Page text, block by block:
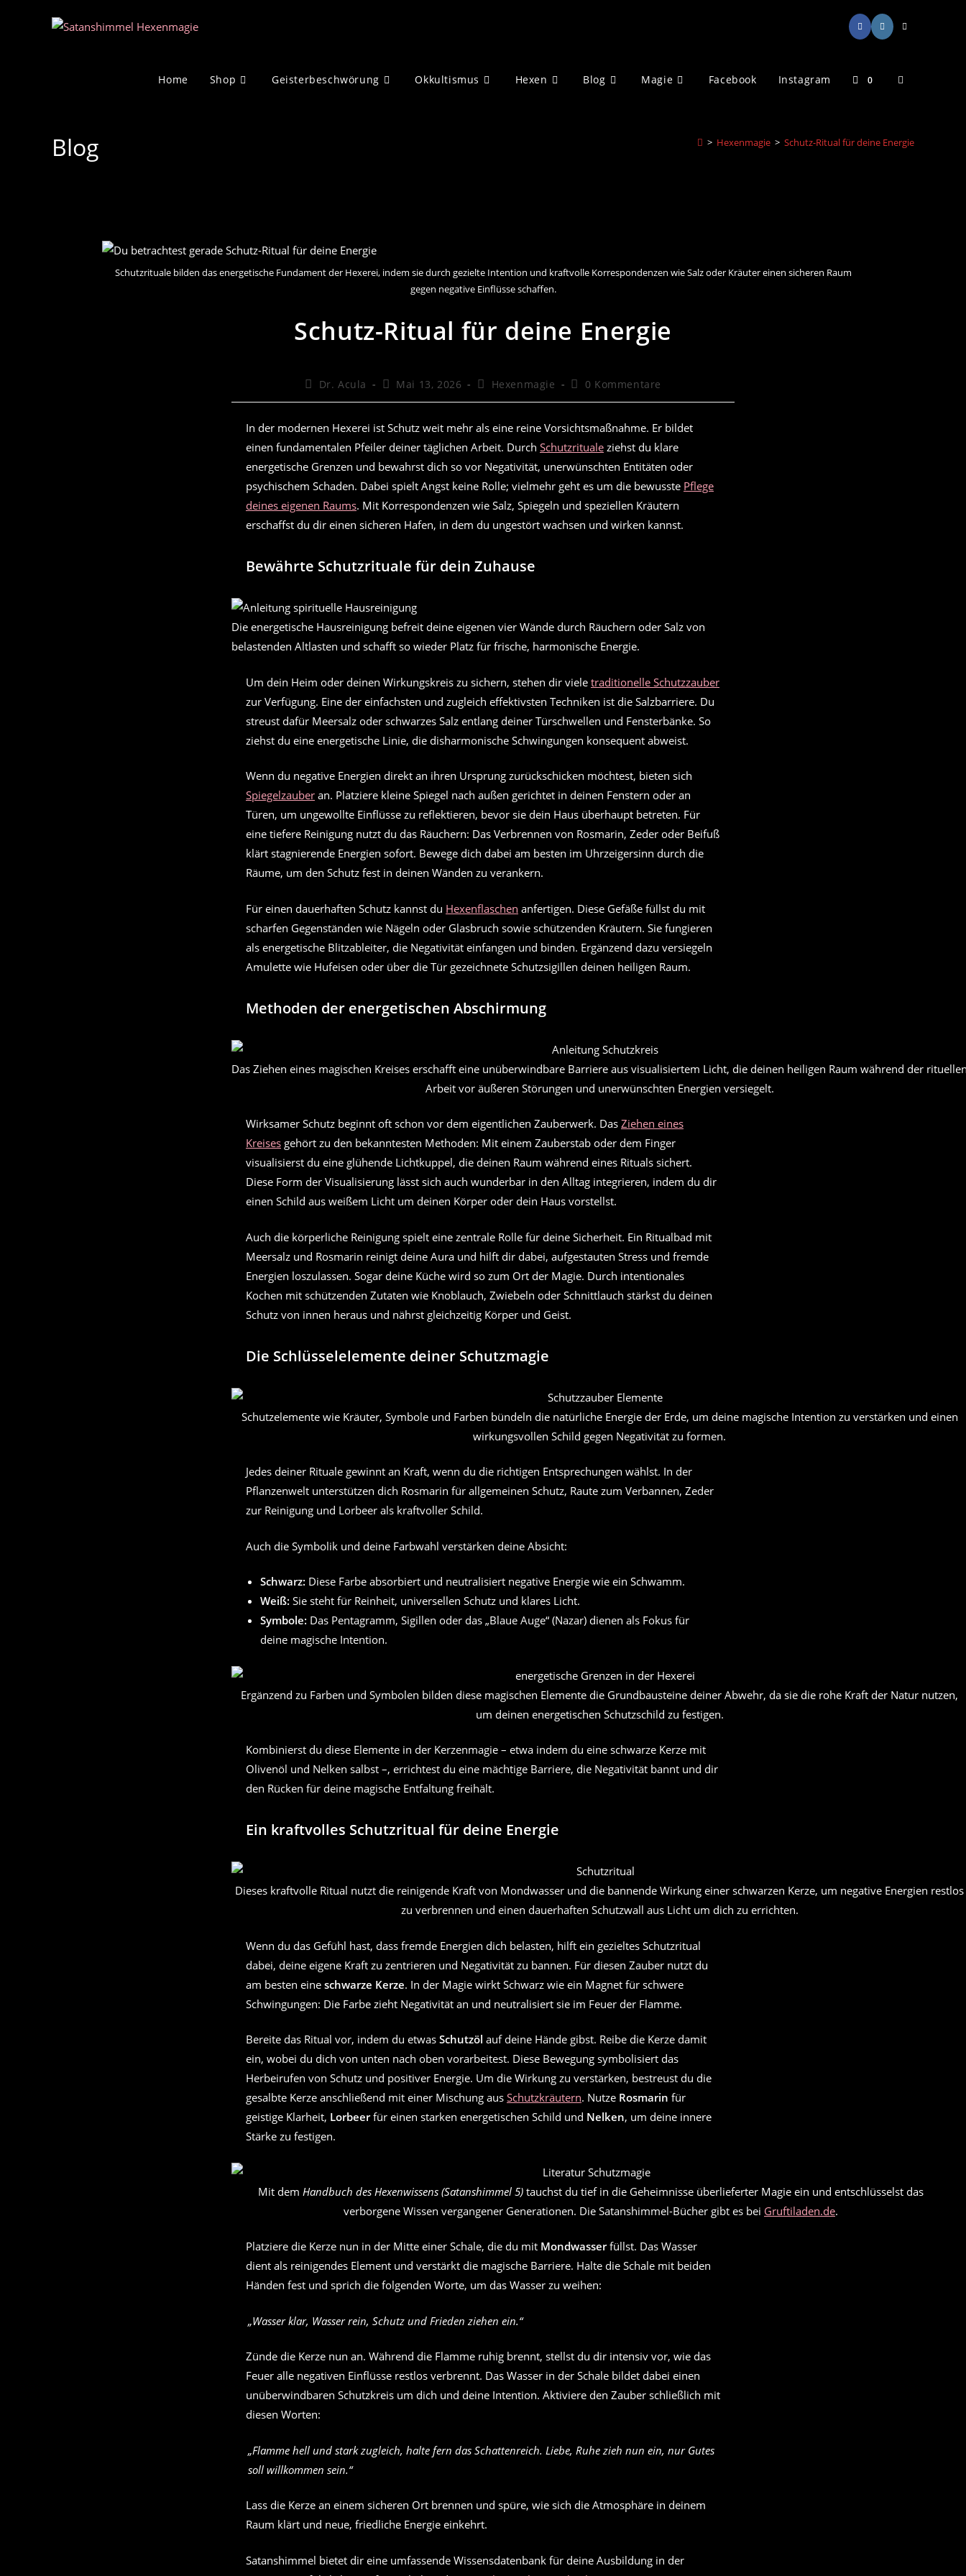
Home Shop Geisterbeschwörung Okkultismus Hexen Blog Magie Facebook Instagram 0 Website-
Blog > Hexenmagie > Schutz-Ritual für deine Energie
Schutzrituale bilden das energetische Fundament der Hexerei, indem sie durch gezielte Intention und kraftvolle Korrespondenzen wie Salz oder Kräuter einen sicheren Raum
gegen negative Einflüsse schaffen.
Schutz-Ritual für deine Energie
Beitrags-
Dr. Acula
Beitrag
Mai 13, 2026
Beitrags-
Hexenmagie
Beitrags-
0 Kommentare
In der modernen Hexerei ist Schutz weit mehr als eine reine Vorsichtsmaßnahme. Er bildet
einen fundamentalen Pfeiler deiner täglichen Arbeit. Durch Schutzrituale ziehst du klare
energetische Grenzen und bewahrst dich so vor Negativität, unerwünschten Entitäten oder
psychischem Schaden. Dabei spielt Angst keine Rolle; vielmehr geht es um die bewusste Pflege
deines eigenen Raums. Mit Korrespondenzen wie Salz, Spiegeln und speziellen Kräutern
erschaffst du dir einen sicheren Hafen, in dem du ungestört wachsen und wirken kannst.
Bewährte Schutzrituale für dein Zuhause
Die energetische Hausreinigung befreit deine eigenen vier Wände durch Räuchern oder Salz von
belastenden Altlasten und schafft so wieder Platz für frische, harmonische Energie.
Um dein Heim oder deinen Wirkungskreis zu sichern, stehen dir viele traditionelle Schutzzauber
zur Verfügung. Eine der einfachsten und zugleich effektivsten Techniken ist die Salzbarriere. Du
streust dafür Meersalz oder schwarzes Salz entlang deiner Türschwellen und Fensterbänke. So
ziehst du eine energetische Linie, die disharmonische Schwingungen konsequent abweist.
Wenn du negative Energien direkt an ihren Ursprung zurückschicken möchtest, bieten sich
Spiegelzauber an. Platziere kleine Spiegel nach außen gerichtet in deinen Fenstern oder an
Türen, um ungewollte Einflüsse zu reflektieren, bevor sie dein Haus überhaupt betreten. Für
eine tiefere Reinigung nutzt du das Räuchern: Das Verbrennen von Rosmarin, Zeder oder Beifuß
klärt stagnierende Energien sofort. Bewege dich dabei am besten im Uhrzeigersinn durch die
Räume, um den Schutz fest in deinen Wänden zu verankern.
Für einen dauerhaften Schutz kannst du Hexenflaschen anfertigen. Diese Gefäße füllst du mit
scharfen Gegenständen wie Nägeln oder Glasbruch sowie schützenden Kräutern. Sie fungieren
als energetische Blitzableiter, die Negativität einfangen und binden. Ergänzend dazu versiegeln
Amulette wie Hufeisen oder über die Tür gezeichnete Schutzsigillen deinen heiligen Raum.
Methoden der energetischen Abschirmung
Das Ziehen eines magischen Kreises erschafft eine unüberwindbare Barriere aus visualisiertem Licht, die deinen heiligen Raum während der
Arbeit vor äußeren Störungen und unerwünschten Energien versiegelt.
Wirksamer Schutz beginnt oft schon vor dem eigentlichen Zauberwerk. Das Ziehen eines
Kreises gehört zu den bekanntesten Methoden: Mit einem Zauberstab oder dem Finger
visualisierst du eine glühende Lichtkuppel, die deinen Raum während eines Rituals sichert.
Diese Form der Visualisierung lässt sich auch wunderbar in den Alltag integrieren, indem du dir
einen Schild aus weißem Licht um deinen Körper oder dein Haus vorstellst.
Auch die körperliche Reinigung spielt eine zentrale Rolle für deine Sicherheit. Ein Ritualbad mit
Meersalz und Rosmarin reinigt deine Aura und hilft dir dabei, aufgestauten Stress und fremde
Energien loszulassen. Sogar deine Küche wird so zum Ort der Magie. Durch intentionales
Kochen mit schützenden Zutaten wie Knoblauch, Zwiebeln oder Schnittlauch stärkst du deinen
Schutz von innen heraus und nährst gleichzeitig Körper und Geist.
Die Schlüsselelemente deiner Schutzmagie
Schutzelemente wie Kräuter, Symbole und Farben bündeln die natürliche Energie der Erde, um deine magische Intention zu verstärken und einen
wirkungsvollen Schild gegen Negativität zu formen.
Jedes deiner Rituale gewinnt an Kraft, wenn du die richtigen Entsprechungen wählst. In der
Pflanzenwelt unterstützen dich Rosmarin für allgemeinen Schutz, Raute zum Verbannen, Zeder
zur Reinigung und Lorbeer als kraftvoller Schild.
Auch die Symbolik und deine Farbwahl verstärken deine Absicht:
Schwarz: Diese Farbe absorbiert und neutralisiert negative Energie wie ein Schwamm.
Weiß: Sie steht für Reinheit, universellen Schutz und klares Licht.
Symbole: Das Pentagramm, Sigillen oder das „Blaue Auge“ (Nazar) dienen als Fokus für
deine magische Intention.
Ergänzend zu Farben und Symbolen bilden diese magischen Elemente die Grundbausteine deiner Abwehr, da sie die rohe Kraft der Natur nutzen,
um deinen energetischen Schutzschild zu festigen.
Kombinierst du diese Elemente in der Kerzenmagie – etwa indem du eine schwarze Kerze mit
Olivenöl und Nelken salbst –, errichtest du eine mächtige Barriere, die Negativität bannt und dir
den Rücken für deine magische Entfaltung freihält.
Ein kraftvolles Schutzritual für deine Energie
Dieses kraftvolle Ritual nutzt die reinigende Kraft von Mondwasser und die bannende Wirkung einer schwarzen Kerze, um negative Energien restlos
zu verbrennen und einen dauerhaften Schutzwall aus Licht um dich zu errichten.
Wenn du das Gefühl hast, dass fremde Energien dich belasten, hilft ein gezieltes Schutzritual
dabei, deine eigene Kraft zu zentrieren und Negativität zu bannen. Für diesen Zauber nutzt du
am besten eine schwarze Kerze. In der Magie wirkt Schwarz wie ein Magnet für schwere
Schwingungen: Die Farbe zieht Negativität an und neutralisiert sie im Feuer der Flamme.
Bereite das Ritual vor, indem du etwas Schutzöl auf deine Hände gibst. Reibe die Kerze damit
ein, wobei du dich von unten nach oben vorarbeitest. Diese Bewegung symbolisiert das
Herbeirufen von Schutz und positiver Energie. Um die Wirkung zu verstärken, bestreust du die
gesalbte Kerze anschließend mit einer Mischung aus Schutzkräutern. Nutze Rosmarin für
geistige Klarheit, Lorbeerfür einen starken energetischen Schild und Nelken, um deine innere
Stärke zu festigen.
Mit dem Handbuch des Hexenwissens (Satanshimmel 5) tauchst du tief in die Geheimnisse überlieferter Magie ein und entschlüsselst das
verborgene Wissen vergangener Generationen. Die Satanshimmel-Bücher gibt es bei Gruftiladen.de.
Platziere die Kerze nun in der Mitte einer Schale, die du mit Mondwasserfüllst. Das Wasser
dient als reinigendes Element und verstärkt die magische Barriere. Halte die Schale mit beiden
Händen fest und sprich die folgenden Worte, um das Wasser zu weihen:
„Wasser klar, Wasser rein, Schutz und Frieden ziehen ein.“
Zünde die Kerze nun an. Während die Flamme ruhig brennt, stellst du dir intensiv vor, wie das
Feuer alle negativen Einflüsse restlos verbrennt. Das Wasser in der Schale bildet dabei einen
unüberwindbaren Schutzkreis um dich und deine Intention. Aktiviere den Zauber schließlich mit
diesen Worten:
„Flamme hell und stark zugleich, halte fern das Schattenreich. Liebe, Ruhe zieh nun ein, nur Gutes
soll willkommen sein.“
Lass die Kerze an einem sicheren Ort brennen und spüre, wie sich die Atmosphäre in deinem
Raum klärt und neue, friedliche Energie einkehrt.
Satanshimmel bietet dir eine umfassende Wissensdatenbank für deine Ausbildung in der